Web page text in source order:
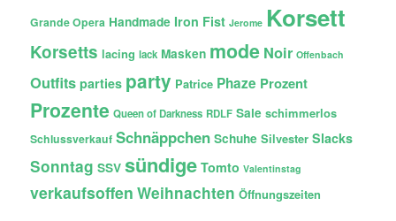
Grande Opera Handmade Iron Fist Jerome Korsett
Korsetts lacing lack Masken mode Noir Offenbach
Outfits parties party Patrice Phaze Prozent
Prozente Queen of Darkness RDLF Sale schimmerlos
Schlussverkauf Schnäppchen Schuhe Silvester Slacks
Sonntag SSV sündige Tomto Valentinstag
verkaufsoffen Weihnachten Öffnungszeiten